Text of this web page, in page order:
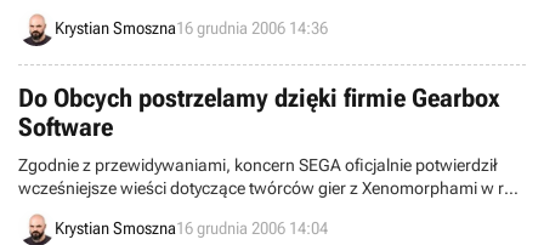
prasowym. Człowiek, który stał na czele zespołu opracowującego
tryb multiplayer w grze Halo 2, został szefem nowego studia o
Krystian Smoszna16 grudnia 2006 14:36
Do Obcych postrzelamy dzięki firmie Gearbox
Software
Zgodnie z przewidywaniami, koncern SEGA oficjalnie potwierdził
wcześniejsze wieści dotyczące twórców gier z Xenomorphami w roli
głównej. W czwartek okazało się, że program z gatunku RPG
przygotuje Obsidian Entertainment, dziś natomiast dowiedzieliśmy
Krystian Smoszna16 grudnia 2006 14:04